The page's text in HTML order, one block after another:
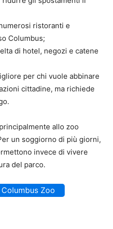
ristoranti e
Columbus;
di hotel, negozi e catene
per chi vuole abbinare
cittadine, ma richiede
allo zoo
un soggiorno di più giorni,
invece di vivere
del parco.
Zoo